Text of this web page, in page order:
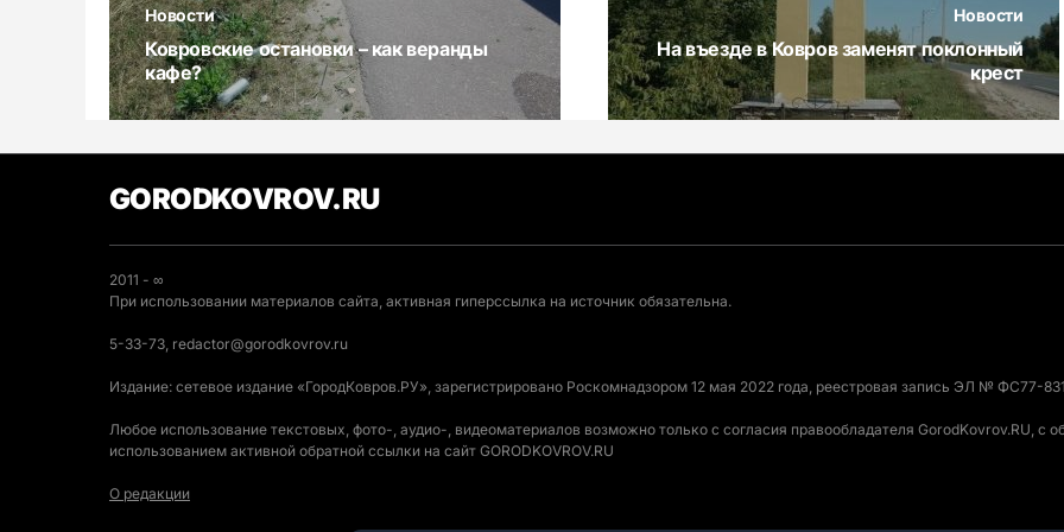
Новости
Ковровские остановки – как веранды
кафе?
Новости
На въезде в Ковров заменят поклонный
крест
GORODKOVROV.RU
2011 - ∞
При использовании материалов сайта, активная гиперссылка на источник обязательна.
5-33-73, redactor@gorodkovrov.ru
Издание: сетевое издание «ГородКовров.РУ», зарегистрировано Роскомнадзором 12 мая 2022 года, реестровая запись ЭЛ № ФС77-
Любое использование текстовых, фото-, аудио-, видеоматериалов возможно только с согласия правообладателя GorodKovrov.RU, с
использованием активной обратной ссылки на сайт GORODKOVROV.RU
О редакции